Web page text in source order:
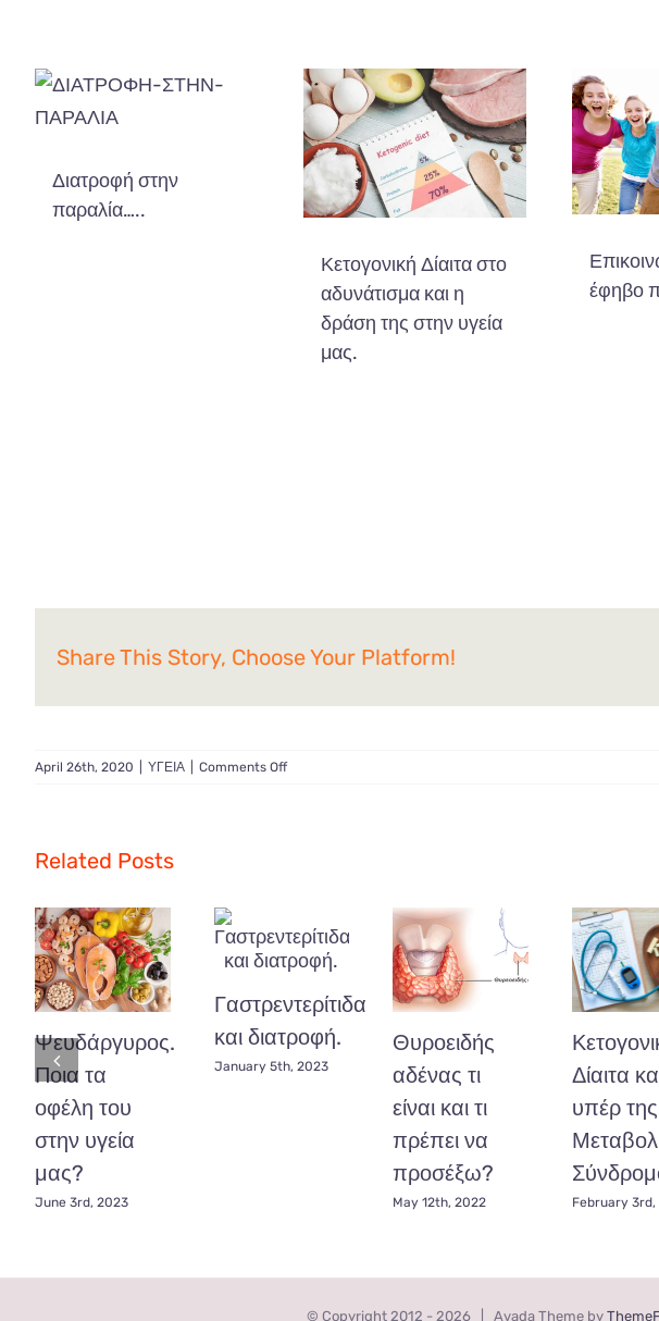
Διατροφή στην
παραλία…..
Κετογονική Δίαιτα στο
αδυνάτισμα και η
δράση της στην υγεία
μας.
έφηβο
Share This Story, Choose Your Platform!
April 26th, 2020 ΥΓΕΙΑ Comments Offon
ΧΑΠ
τι
να
προσέξουνε;
Related Posts
Ψευδάργυρος.
Ποια τα
οφέλη του
στην υγεία
μας?
June 3rd, 2023
Γαστρεντερίτιδα
και διατροφή.
January 5th, 2023
Θυροειδής
αδένας τι
είναι και τι
πρέπει να
προσέξω?
May 12th, 2022
Δίαιτα
υπέρ
February 3rd,
© Copyright 2012 - 2026 | Avada Theme by